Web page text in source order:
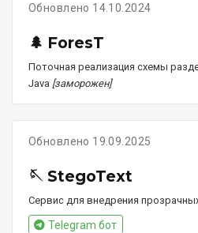
Обновлено 14.10.2024
🌲 ForesT
Поточная реализация схемы
Java [заморожен]
Обновлено 19.09.2025
🪡 StegoText
Сервис для внедрения
Telegram бот